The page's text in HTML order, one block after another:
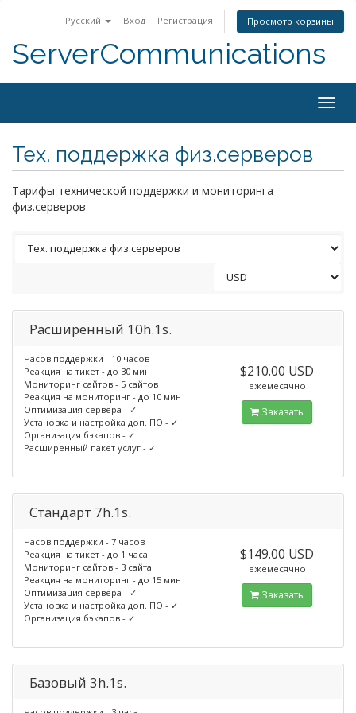
Русский Вход Регистрация Просмотр корзины
ServerCommunications
Тех. поддержка физ.серверов
Тарифы технической поддержки и мониторинга
физ.серверов
Расширенный 10h.1s.
Часов поддержки - 10 часов
Реакция на тикет - до 30 мин
Мониторинг сайтов - 5 сайтов
Реакция на мониторинг - до 10 мин
Оптимизация сервера - ✓
Установка и настройка доп. ПО - ✓
Организация бэкапов - ✓
Расширенный пакет услуг - ✓
$210.00 USD
ежемесячно
Заказать
Стандарт 7h.1s.
Часов поддержки - 7 часов
Реакция на тикет - до 1 часа
Мониторинг сайтов - 3 сайта
Реакция на мониторинг - до 15 мин
Оптимизация сервера - ✓
Установка и настройка доп. ПО - ✓
Организация бэкапов - ✓
$149.00 USD
ежемесячно
Заказать
Базовый 3h.1s.